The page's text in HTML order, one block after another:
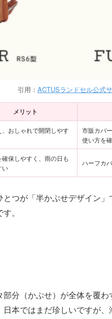
引用： ACTUSランドセル公式
メリット
、おしゃれで開閉しやす
市販カバ
使い方を
保しやすく、雨の日も
い
ハーフカ
つが「半かぶせデザイン」
。
部分（かぶせ）が全体を覆
本ではまだ珍しいですが